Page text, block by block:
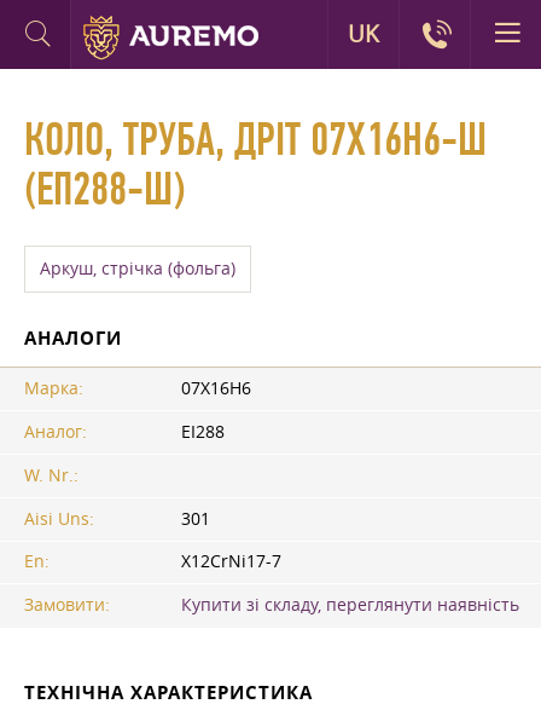
КОЛО, ТРУБА, ДРІТ 07Х16Н6-Ш
(ЕП288-Ш)
Аркуш, стрічка (фольга)
АНАЛОГИ
Марка:
07Х16Н6
Аналог:
ЕІ288
W. Nr.:
Aisi Uns:
301
En:
X12CrNi17-7
Замовити:
Купити зі складу, переглянути наявність
ТЕХНІЧНА ХАРАКТЕРИСТИКА
UK